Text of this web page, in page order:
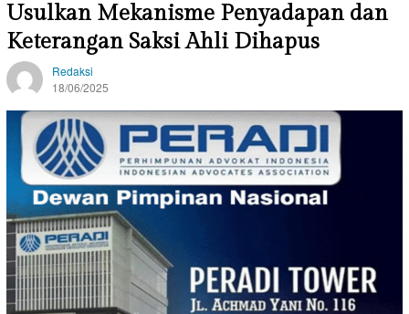
Usulkan Mekanisme Penyadapan dan
Keterangan Saksi Ahli Dihapus
Redaksi
18/06/2025